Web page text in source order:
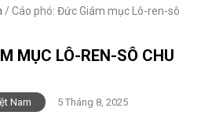
/ Cáo phó: Đức Giám mục Lô-ren-sô
MỤC LÔ-REN-SÔ CHU
Nam 5 Tháng 8, 2025